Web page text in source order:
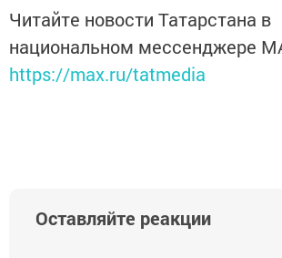
Читайте новости Татарстана в
национальном мессенджере
https://max.ru/tatmedia
Оставляйте реакции